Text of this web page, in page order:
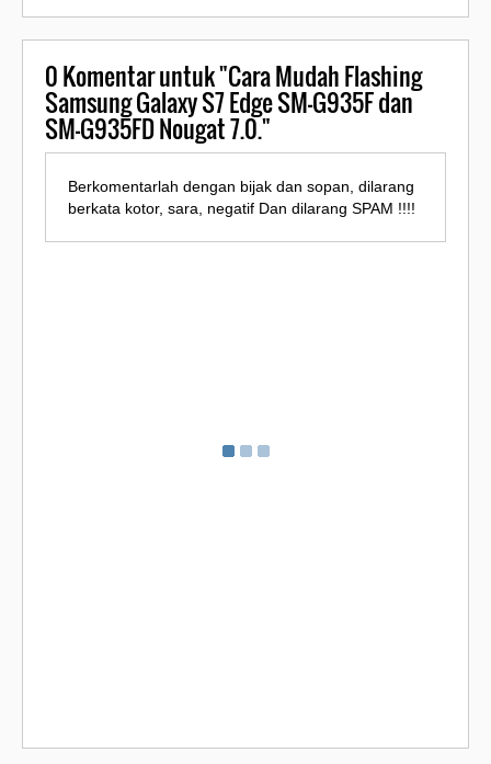
0Komentar untuk "Cara Mudah Flashing
Samsung Galaxy S7 Edge SM-G935F dan
SM-G935FD Nougat 7.0."
Berkomentarlah dengan bijak dan sopan, dilarang
berkata kotor, sara, negatif Dan dilarang SPAM !!!!